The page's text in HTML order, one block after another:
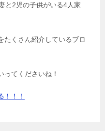
と2児の子供がいる4人家
たくさん紹介しているブロ
ってくださいね！
！！！